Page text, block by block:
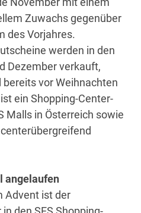
Zuwachs gegenüber
des Vorjahres.
werden in den
Dezember verkauft,
vor Weihnachten
ein Shopping-Center-
Malls in Österreich sowie
angelaufen
Advent ist der